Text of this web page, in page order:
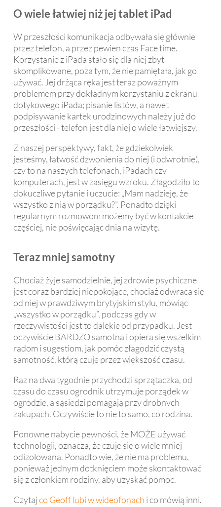
O wiele łatwiej niż jej tablet iPad
W przeszłości komunikacja odbywała się głównie
przez telefon, a przez pewien czas Face time.
Korzystanie z iPada stało się dla niej zbyt
skomplikowane, poza tym, że nie pamiętała, jak go
używać. Jej drżąca ręka jest teraz poważnym
problemem przy dokładnym korzystaniu z ekranu
dotykowego iPada; pisanie listów, a nawet
podpisywanie kartek urodzinowych należy już do
przeszłości - telefon jest dla niej o wiele łatwiejszy.
Z naszej perspektywy, fakt, że gdziekolwiek
jesteśmy, łatwość dzwonienia do niej (i odwrotnie),
czy to na naszych telefonach, iPadach czy
komputerach, jest w zasięgu wzroku. Złagodziło to
dokuczliwe pytanie i uczucie: „Mam nadzieję, że
wszystko z nią w porządku?”. Ponadto dzięki
regularnym rozmowom możemy być w kontakcie
częściej, nie poświęcając dnia na wizytę.
Teraz mniej samotny
Chociaż żyje samodzielnie, jej zdrowie psychiczne
jest coraz bardziej niepokojące, chociaż odwraca się
od niej w prawdziwym brytyjskim stylu, mówiąc
„wszystko w porządku”, podczas gdy w
rzeczywistości jest to dalekie od przypadku. Jest
oczywiście BARDZO samotna i opiera się wszelkim
radom i sugestiom, jak pomóc złagodzić czystą
samotność, którą czuje przez większość czasu.
Raz na dwa tygodnie przychodzi sprzątaczka, od
czasu do czasu ogrodnik utrzymuje porządek w
ogrodzie, a sąsiedzi pomagają przy drobnych
zakupach. Oczywiście to nie to samo, co rodzina.
Ponowne nabycie pewności, że MOŻE używać
technologii, oznacza, że ​​czuje się o wiele mniej
odizolowana. Ponadto wie, że nie ma problemu,
ponieważ jednym dotknięciem może skontaktować
się z członkiem rodziny, aby uzyskać pomoc.
Czytajco Geoff lubi w wideofonach i co mówią inni.